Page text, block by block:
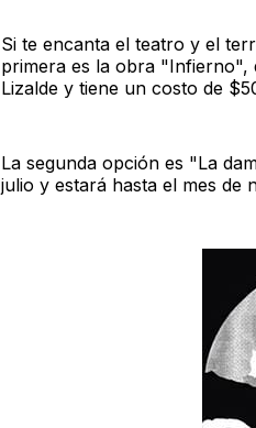
Si te encanta el teatro y el
primera es la obra "Infierno",
Lizalde y tiene un costo de
La segunda opción es "La
julio y estará hasta el mes de